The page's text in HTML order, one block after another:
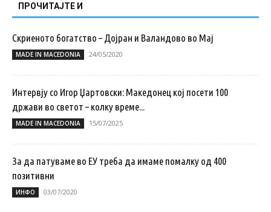
ПРОЧИТАЈТЕ И
Скриеното богатство – Дојран и Валандово во Мај
MADE IN MACEDONIA 24/05/2020
Интервју со Игор Џартовски: Македонец кој посети 100
држави во светот – колку време...
MADE IN MACEDONIA 15/07/2025
За да патуваме во ЕУ треба да имаме помалку од 400
позитивни
ИНФО 03/07/2020